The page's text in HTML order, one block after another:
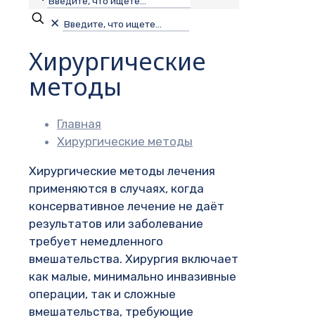
✕
Хирургические
методы
Главная
Хирургические методы
Хирургические методы лечения
применяются в случаях, когда
консервативное лечение не даёт
результатов или заболевание
требует немедленного
вмешательства. Хирургия включает
как малые, минимально инвазивные
операции, так и сложные
вмешательства, требующие